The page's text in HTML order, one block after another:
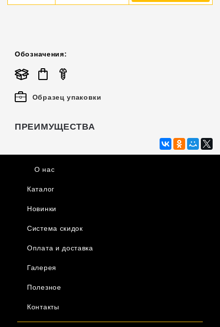
Обозначения:
Образец упаковки
ПРЕИМУЩЕСТВА
О нас
Каталог
Новинки
Система скидок
Оплата и доставка
Галерея
Полезное
Контакты